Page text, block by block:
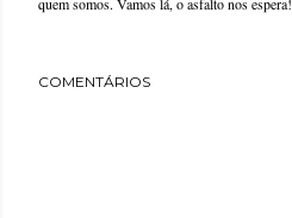
COMENTÁRIOS